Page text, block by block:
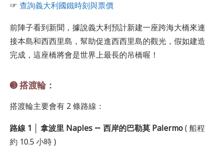
☞ 查詢義大利國鐵時刻與票價
前陣子看到新聞，據說義大利預計新建一座跨海大橋來連
接本島和西西里島，幫助促進西西里島的觀光，假如建造
完成，這座橋將會是世界上最長的吊橋喔！
➌ 搭渡輪：
搭渡輪主要會有 2 條路線：
路線 1 拿波里 Naples ⭤ 西岸的巴勒莫 Palermo( 船程
約 10.5 小時 )